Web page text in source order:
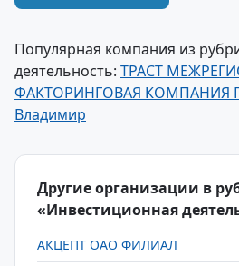
Популярная компания из
деятельность: ТРАСТ
ФАКТОРИНГОВАЯ КОМПАНИЯ
Владимир
Другие организации в
«Инвестиционная
АКЦЕПТ ОАО ФИЛИАЛ